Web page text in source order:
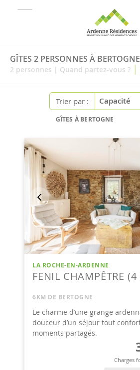
GÎTES 2 PERSONNES À BERTOGNE
2 personnes | Quand partez-vous ? |
Trier par :
GÎTES À BERTOGNE